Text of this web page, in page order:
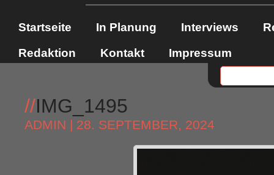
Startseite In Planung Interviews
Redaktion
Kontakt Impressum
//IMG_1495
ADMIN | 28. SEPTEMBER, 2024